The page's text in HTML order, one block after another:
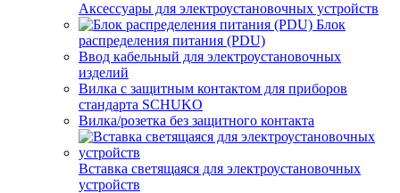
Аксессуары для электроустановочных устройств
Блок
распределения питания (PDU)
Ввод кабельный для электроустановочных
изделий
Вилка с защитным контактом для приборов
стандарта SCHUKO
Вилка/розетка без защитного контакта
Вставка светящаяся для электроустановочных
устройств